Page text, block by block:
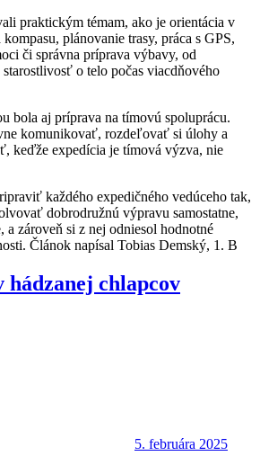
praktickým témam, ako je orientácia v
plánovanie trasy, práca s GPS,
či správna príprava výbavy, od
starostlivosť o telo počas viacdňového
bola aj príprava na tímovú spoluprácu.
komunikovať, rozdeľovať si úlohy a
keďže expedícia je tímová výzva, nie
každého expedičného vedúceho tak,
dobrodružnú výpravu samostatne,
a zároveň si z nej odniesol hodnotné
Článok napísal Tobias Demský, 1. B
hádzanej chlapcov
5. februára 2025